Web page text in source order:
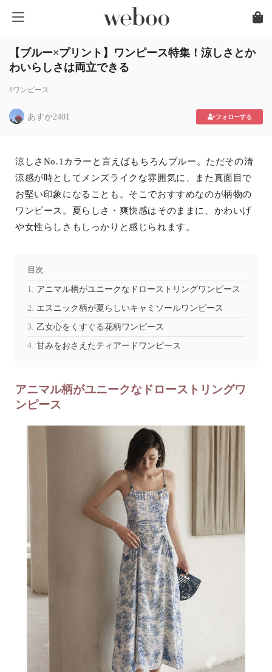
【ブルー×プリント】ワンピース特集！涼しさとか
わいらしさは両立できる
#ワンピース
あすか2401 フォローする
涼しさNo.1カラーと言えばもちろんブルー。ただその清
涼感が時としてメンズライクな雰囲気に、また真面目で
お堅い印象になることも。そこでおすすめなのが柄物の
ワンピース。夏らしさ・爽快感はそのままに、かわいげ
や女性らしさもしっかりと感じられます。
目次
アニマル柄がユニークなドローストリングワンピース
エスニック柄が夏らしいキャミソールワンピース
乙女心をくすぐる花柄ワンピース
甘みをおさえたティアードワンピース
アニマル柄がユニークなドローストリングワ
ンピース